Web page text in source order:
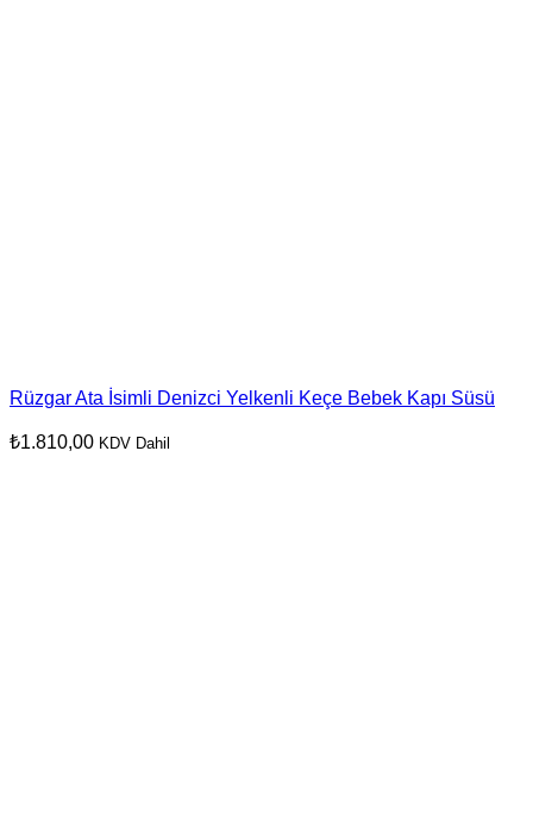
Rüzgar Ata İsimli Denizci Yelkenli Keçe Bebek Kapı Süsü
₺1.810,00 KDV Dahil